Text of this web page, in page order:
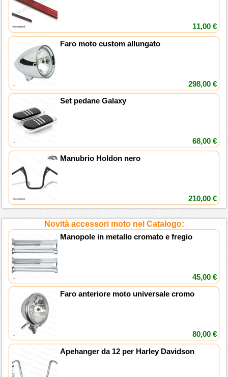
11,00 €
Faro moto custom allungato
298,00 €
Set pedane Galaxy
68,00 €
Manubrio Holdon nero
210,00 €
Novità accessori moto nel Catalogo:
Manopole in metallo cromato e fregio
45,00 €
Faro anteriore moto universale cromo
80,00 €
Apehanger da 12 per Harley Davidson